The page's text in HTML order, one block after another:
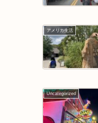
アメリカ生活
Uncategorized